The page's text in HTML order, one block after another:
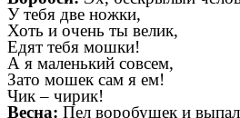
У тебя две ножки,
Хоть и очень ты велик,
Едят тебя мошки!
А я маленький совсем,
Зато мошек сам я ем!
Чик – чирик!
Весна: Пел воробушек и